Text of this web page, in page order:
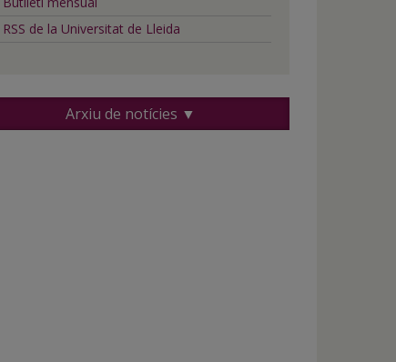
RSS de la Universitat de Lleida
Arxiu de notícies ▼